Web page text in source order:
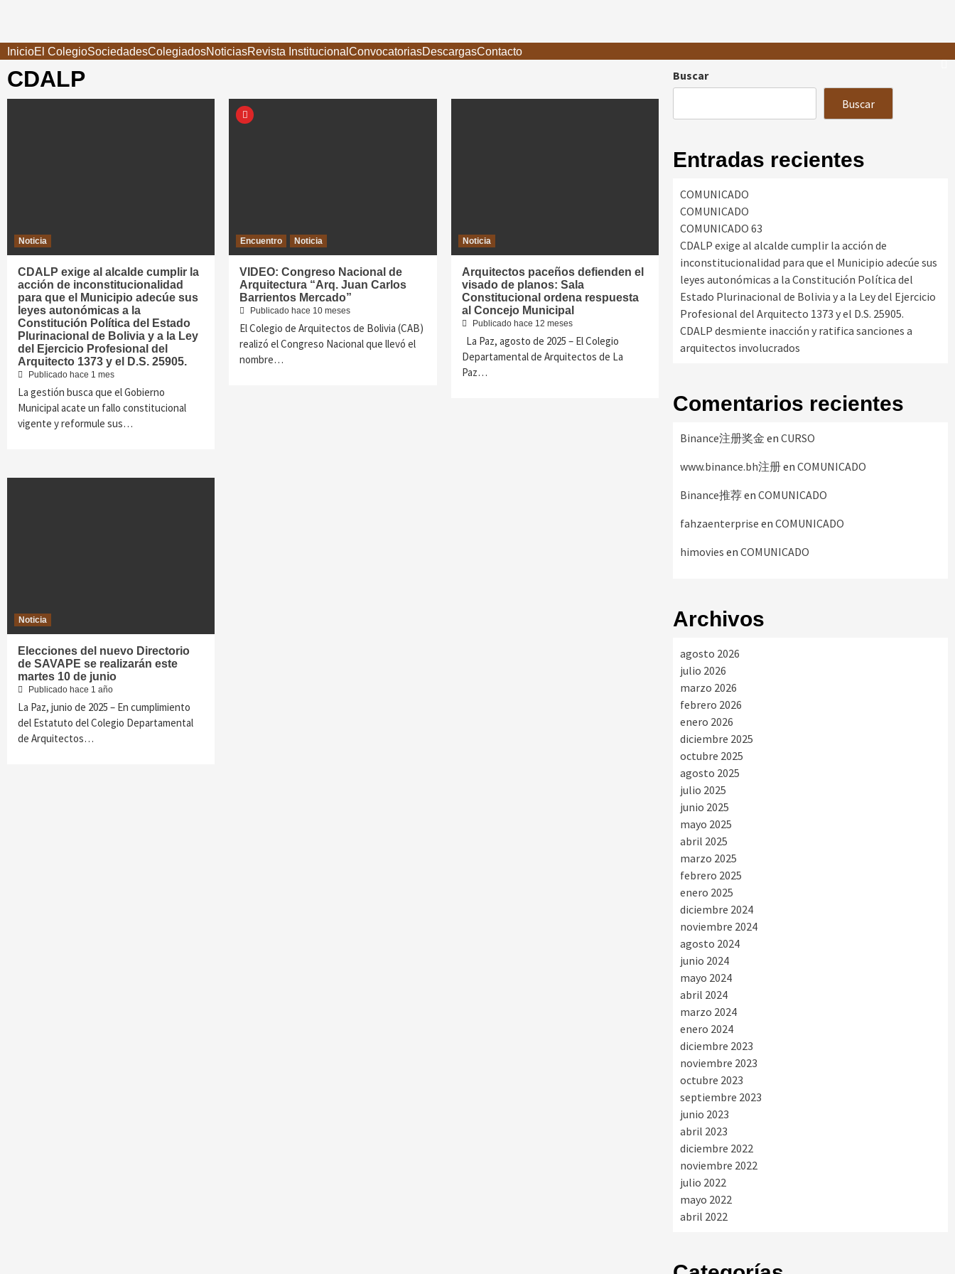
contenido
InicioEl ColegioSociedadesColegiadosNoticiasRevista Institucional ConvocatoriasDescargasContacto
CDALP
Noticia
CDALP exige al alcalde cumplir la
acción de inconstitucionalidad
para que el Municipio adecúe sus
leyes autonómicas a la
Constitución Política del Estado
Plurinacional de Bolivia y a la Ley
del Ejercicio Profesional del
Arquitecto 1373 y el D.S. 25905.
Publicado hace 1 mes
La gestión busca que el Gobierno
Municipal acate un fallo constitucional
vigente y reformule sus…
Encuentro Noticia
VIDEO: Congreso Nacional de
Arquitectura “Arq. Juan Carlos
Barrientos Mercado”
Publicado hace 10 meses
El Colegio de Arquitectos de Bolivia (CAB)
realizó el Congreso Nacional que llevó el
nombre…
Noticia
Arquitectos paceños defienden el
visado de planos: Sala
Constitucional ordena respuesta
al Concejo Municipal
Publicado hace 12 meses
La Paz, agosto de 2025 – El Colegio
Departamental de Arquitectos de La
Paz…
Noticia
Elecciones del nuevo Directorio
de SAVAPE se realizarán este
martes 10 de junio
Publicado hace 1 año
La Paz, junio de 2025 – En cumplimiento
del Estatuto del Colegio Departamental
de Arquitectos…
Buscar
Buscar
Entradas recientes
COMUNICADO
COMUNICADO
COMUNICADO 63
CDALP exige al alcalde cumplir la acción de
inconstitucionalidad para que el Municipio adecúe sus
leyes autonómicas a la Constitución Política del
Estado Plurinacional de Bolivia y a la Ley del Ejercicio
Profesional del Arquitecto 1373 y el D.S. 25905.
CDALP desmiente inacción y ratifica sanciones a
arquitectos involucrados
Comentarios recientes
Binance注册奖金 en CURSO
www.binance.bh注册en COMUNICADO
Binance推荐en COMUNICADO
fahzaenterprise en COMUNICADO
himovies en COMUNICADO
Archivos
agosto 2026
julio 2026
marzo 2026
febrero 2026
enero 2026
diciembre 2025
octubre 2025
agosto 2025
julio 2025
junio 2025
mayo 2025
abril 2025
marzo 2025
febrero 2025
enero 2025
diciembre 2024
noviembre 2024
agosto 2024
junio 2024
mayo 2024
abril 2024
marzo 2024
enero 2024
diciembre 2023
noviembre 2023
octubre 2023
septiembre 2023
junio 2023
abril 2023
diciembre 2022
noviembre 2022
julio 2022
mayo 2022
abril 2022